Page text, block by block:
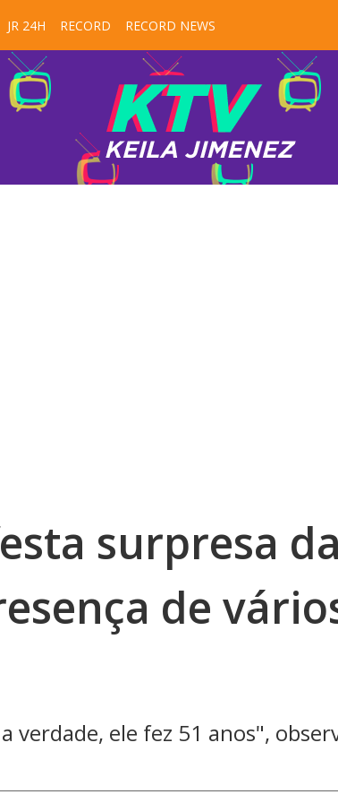
JR 24H RECORD RECORD NEWS
surpresa da
de
verdade, ele fez 51 anos",